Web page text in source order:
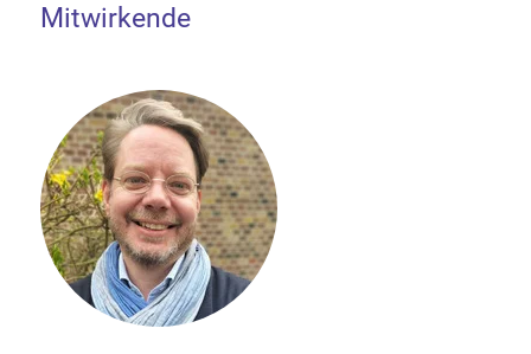
Mitwirkende